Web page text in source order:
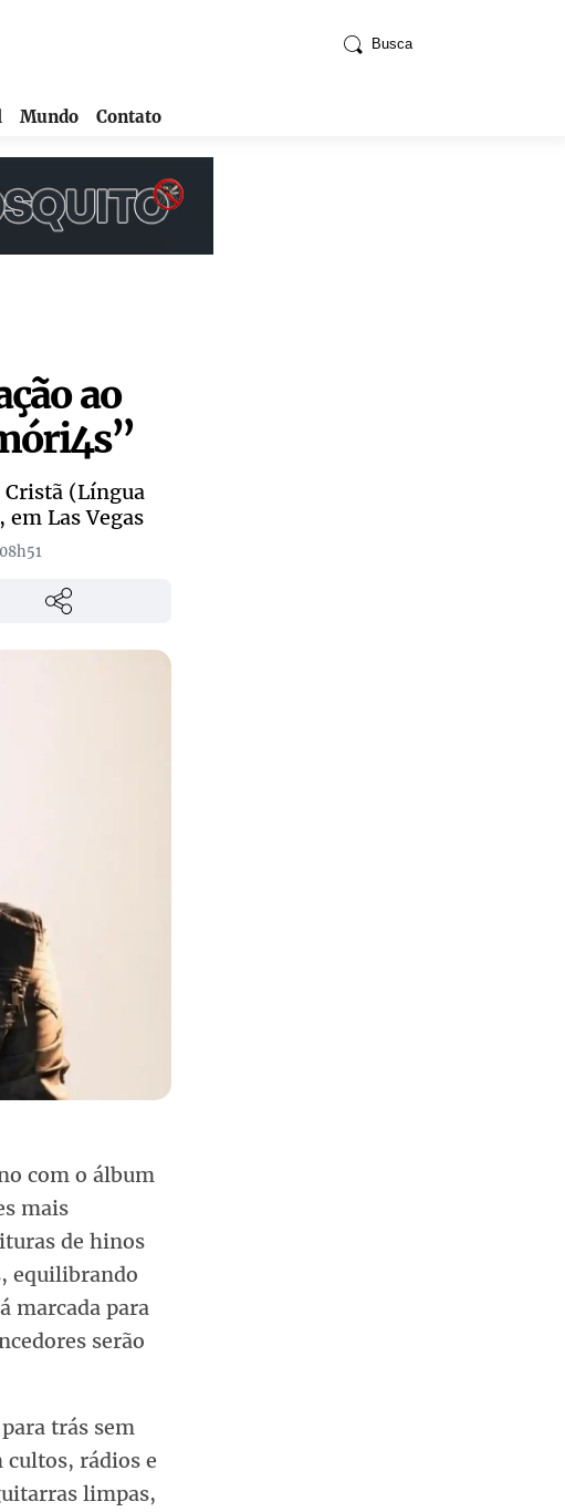
Busca
Mundo Contato
ao
(Língua
Las Vegas
com o álbum
mais
de hinos
equilibrando
marcada para
serão
trás sem
cultos, rádios e
limpas,